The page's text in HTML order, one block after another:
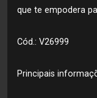
que te empodera
Cód.: V26999
Principais